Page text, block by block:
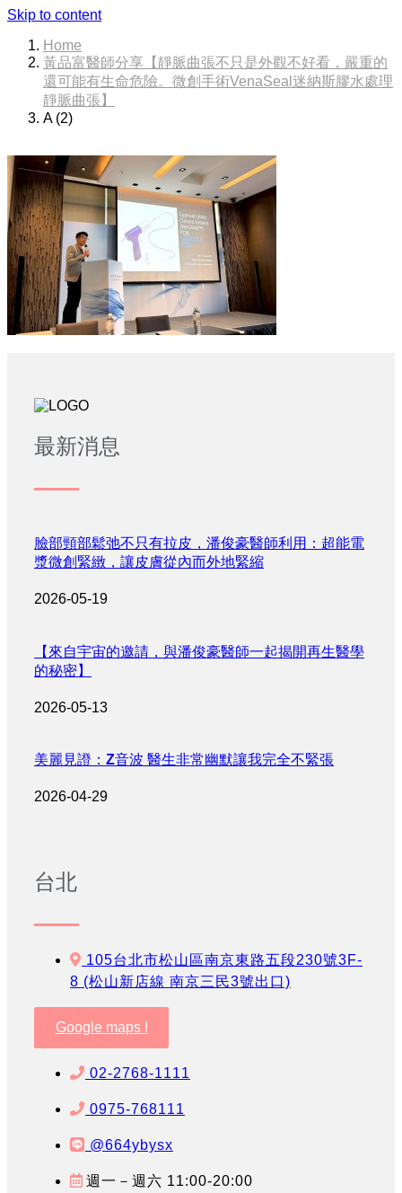
Skip to content
Home
黃品富醫師分享【靜脈曲張不只是外觀不好看，嚴重的
還可能有生命危險。微創手術VenaSeal迷納斯膠水處理
靜脈曲張】
A (2)
最新消息
臉部頸部鬆弛不只有拉皮，潘俊豪醫師利用：超能電
漿微創緊緻，讓皮膚從內而外地緊縮
2026-05-19
【來自宇宙的邀請，與潘俊豪醫師一起揭開再生醫學
的秘密】
2026-05-13
美麗見證：Z音波 醫生非常幽默讓我完全不緊張
2026-04-29
台北
105台北市松山區南京東路五段230號3F-
8 (松山新店線 南京三民3號出口)
Google maps !
02-2768-1111
0975-768111
@664ybysx
週一－週六 11:00-20:00